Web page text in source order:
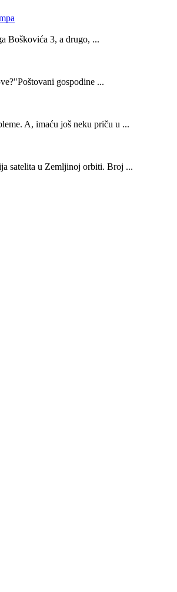
Boškovića 3, a drugo, ...
gospodine ...
A, imaću još neku priču u ...
satelita u Zemljinoj orbiti. Broj ...